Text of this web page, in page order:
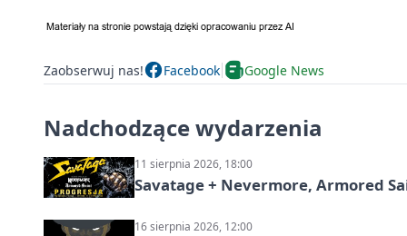
Zaobserwuj nas! Facebook Google News
Nadchodzące wydarzenia
11 sierpnia 2026, 18:00
Savatage + Nevermore, Armored
16 sierpnia 2026, 12:00